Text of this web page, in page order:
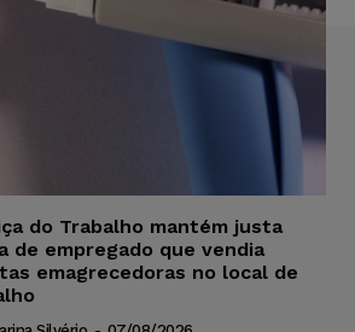
do Trabalho mantém justa
de empregado que vendia
emagrecedoras no local de